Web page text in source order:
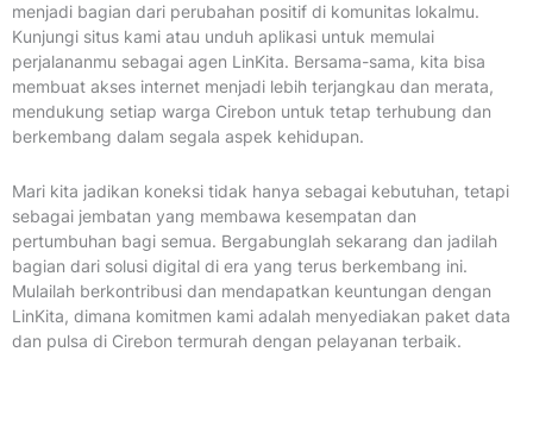
menjadi bagian dari perubahan positif di komunitas lokalmu.
Kunjungi situs kami atau unduh aplikasi untuk memulai
perjalananmu sebagai agen LinKita. Bersama-sama, kita bisa
membuat akses internet menjadi lebih terjangkau dan merata,
mendukung setiap warga Cirebon untuk tetap terhubung dan
berkembang dalam segala aspek kehidupan.
Mari kita jadikan koneksi tidak hanya sebagai kebutuhan, tetapi
sebagai jembatan yang membawa kesempatan dan
pertumbuhan bagi semua. Bergabunglah sekarang dan jadilah
bagian dari solusi digital di era yang terus berkembang ini.
Mulailah berkontribusi dan mendapatkan keuntungan dengan
LinKita, dimana komitmen kami adalah menyediakan paket data
dan pulsa di Cirebon termurah dengan pelayanan terbaik.